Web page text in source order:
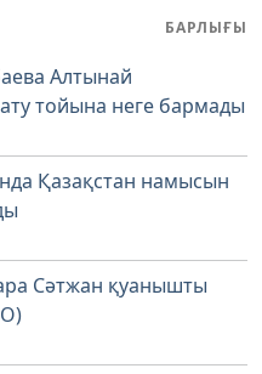
БАРЛЫҒЫ
Алтынай
тойына неге бармады
Қазақстан намысын
Сәтжан қуанышты